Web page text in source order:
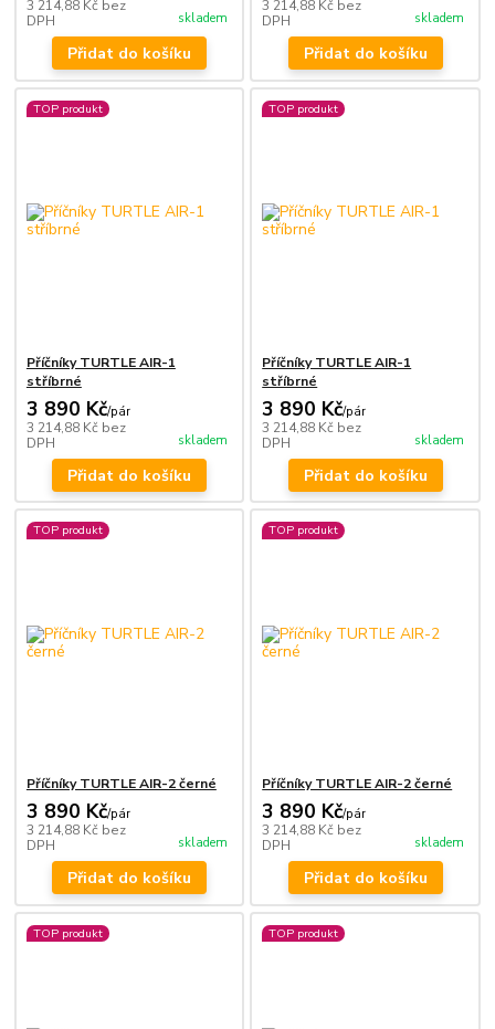
3 214,88 Kč bez
DPH
skladem
Přidat do košíku
3 214,88 Kč bez
DPH
skladem
Přidat do košíku
TOP produkt
Příčníky TURTLE AIR-1
stříbrné
3 890 Kč/pár
3 214,88 Kč bez
DPH
skladem
Přidat do košíku
TOP produkt
Příčníky TURTLE AIR-1
stříbrné
3 890 Kč/pár
3 214,88 Kč bez
DPH
skladem
Přidat do košíku
TOP produkt
Příčníky TURTLE AIR-2 černé
3 890 Kč/pár
3 214,88 Kč bez
DPH
skladem
Přidat do košíku
TOP produkt
Příčníky TURTLE AIR-2 černé
3 890 Kč/pár
3 214,88 Kč bez
DPH
skladem
Přidat do košíku
TOP produkt TOP produkt